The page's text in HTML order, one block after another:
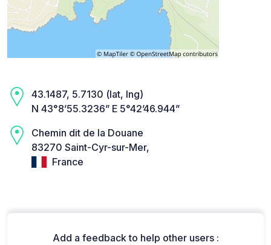
43.1487, 5.7130 (lat, lng)
N 43°8’55.3236” E 5°42’46.944”
Chemin dit de la Douane
83270 Saint-Cyr-sur-Mer,
France
Add a feedback to help other users :